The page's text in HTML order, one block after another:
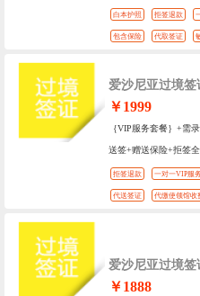
白本护照 拒签退款
包含保险 代取签证
爱沙尼亚过境签
￥1999
｛VIP服务套餐｝+需
送签+赠送保险+拒签全
拒签退款 一对一VIP服
代送签证 代缴使领馆收
爱沙尼亚过境签
￥1888